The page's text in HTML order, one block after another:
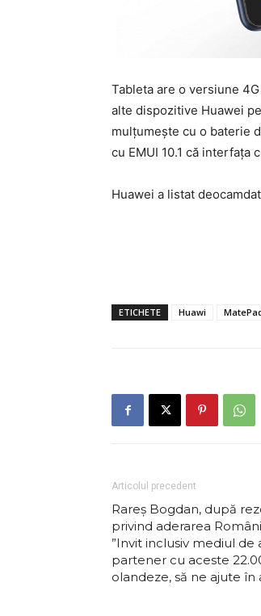
Tableta are o versiune
alte dispozitive Huawei
mulţumeşte cu o baterie
cu EMUI 10.1 că interfaţa
Huawei a listat
ETICHETE Huawi
Articolul precedent
Rareș Bogdan, după
privind aderarea
”Invit inclusiv mediul de
partener cu aceste
olandeze, să ne ajute în